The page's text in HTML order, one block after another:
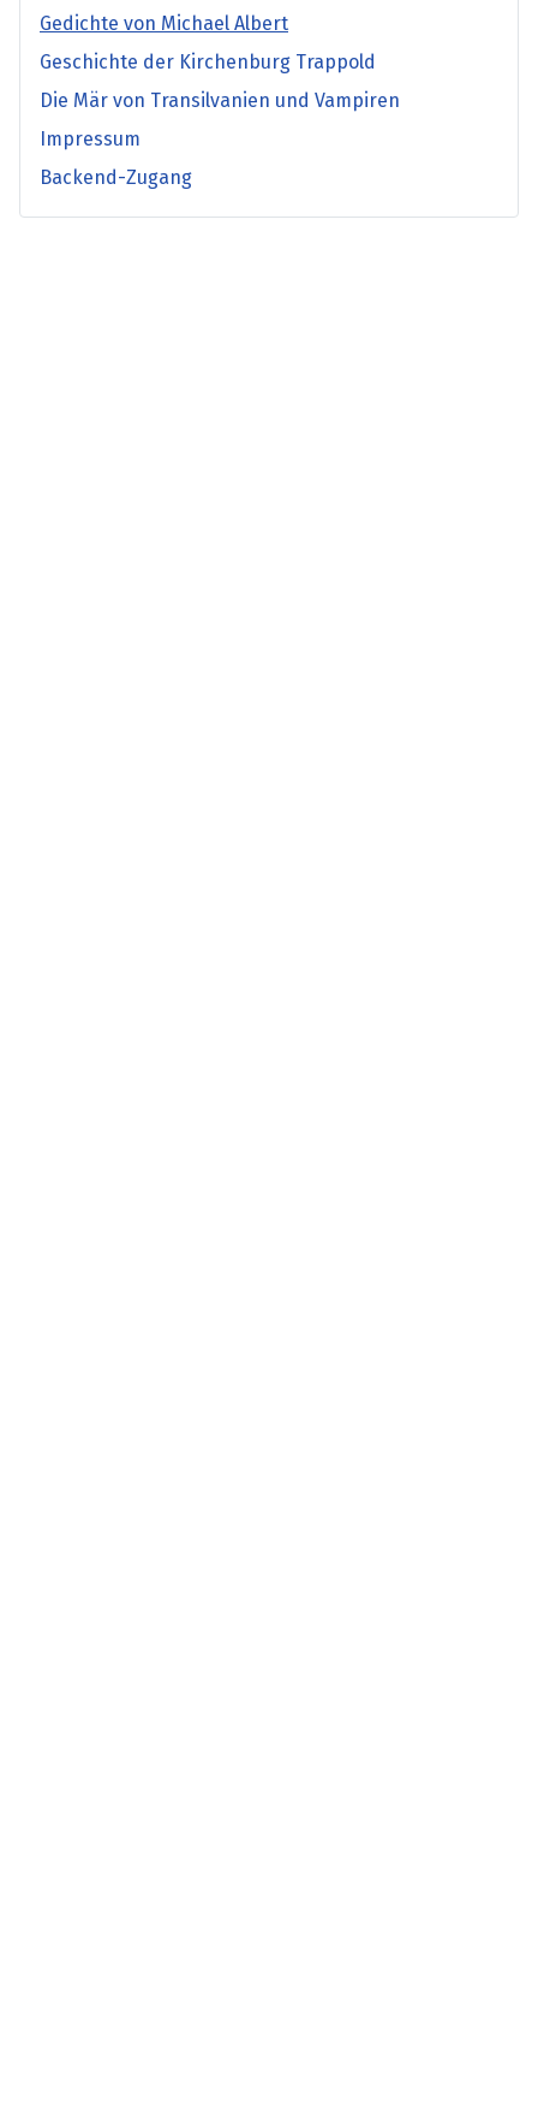
Gedichte von Michael Albert
Geschichte der Kirchenburg Trappold
Die Mär von Transilvanien und Vampiren
Impressum
Backend-Zugang